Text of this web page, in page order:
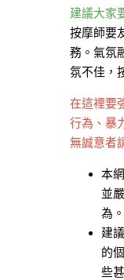
建議大家
按摩師要
務。氣氛
氛不佳，
在這裡要
行為、暴
無誠意者
本
並
為。
建
的
些